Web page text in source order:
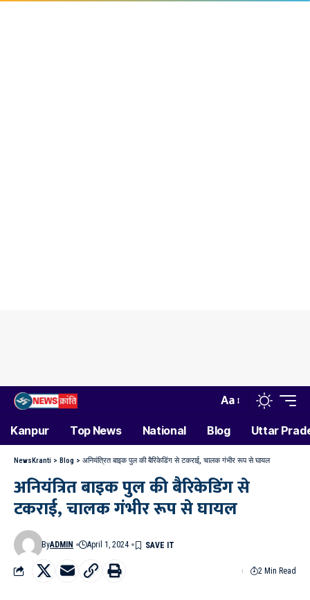
Aa
Kanpur Top News National Blog Uttar
NewsKranti > Blog > अनियंत्रित बाइक पुल की बैरिकेडिंग से टकराई, चालक गंभीर रूप से घायल
अनियंत्रित बाइक पुल की बैरिकेडिंग से
टकराई, चालक गंभीर रूप से घायल
ByADMIN April 1, 2024
2 Min Read